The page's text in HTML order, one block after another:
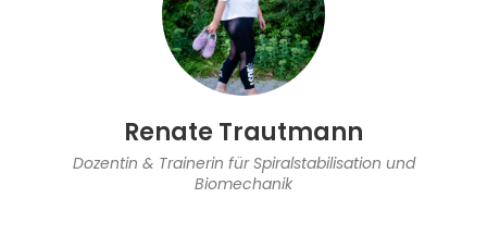
Renate Trautmann
Dozentin & Trainerin für Spiralstabilisation und
Biomechanik